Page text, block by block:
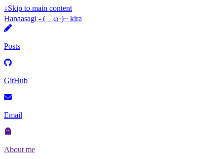
↓Skip to main content
Hanaasagi - (ゝω·)~ kira
Posts
GitHub
Email
About me